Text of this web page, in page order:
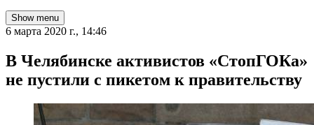
Show menu
6 марта 2020 г., 14:46
В Челябинске активистов «СтопГОКа»
не пустили с пикетом к правительству